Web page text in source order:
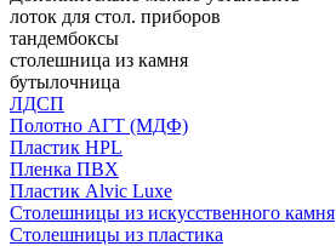
лоток для стол. приборов
тандембоксы
столешница из камня
бутылочница
ЛДСП
Полотно АГТ (МДФ)
Пластик HPL
Пленка ПВХ
Пластик Alvic Luxe
Столешницы из искусственного камня
Столешницы из пластика